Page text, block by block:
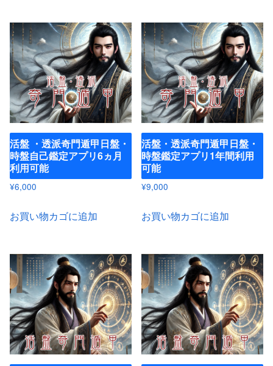
活盤 ・透派奇門遁甲日盤・
時盤自己鑑定アプリ6ヵ月
利用可能
¥6,000
お買い物カゴに追加
活盤・透派奇門遁甲日盤・
時盤鑑定アプリ1年間利用
可能
¥9,000
お買い物カゴに追加